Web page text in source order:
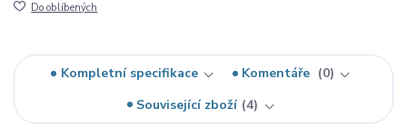
Do oblíbených
Kompletní specifikace Komentáře
0
Související zboží 4